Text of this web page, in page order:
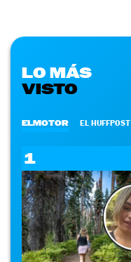
LO MÁS
VISTO
ELMOTOR EL HUFFPOST
1